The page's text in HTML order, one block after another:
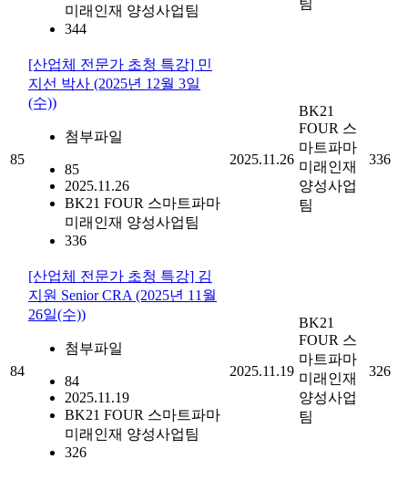
미래인재 양성사업팀
344
팀
85
[산업체 전문가 초청 특강] 민
지선 박사 (2025년 12월 3일
(수))
첨부파일
85
2025.11.26
BK21 FOUR 스마트파마
미래인재 양성사업팀
336
2025.11.26
BK21
FOUR 스
마트파마
미래인재
양성사업
팀
336
84
[산업체 전문가 초청 특강] 김
지원 Senior CRA (2025년 11월
26일(수))
첨부파일
84
2025.11.19
BK21 FOUR 스마트파마
미래인재 양성사업팀
326
2025.11.19
BK21
FOUR 스
마트파마
미래인재
양성사업
팀
326